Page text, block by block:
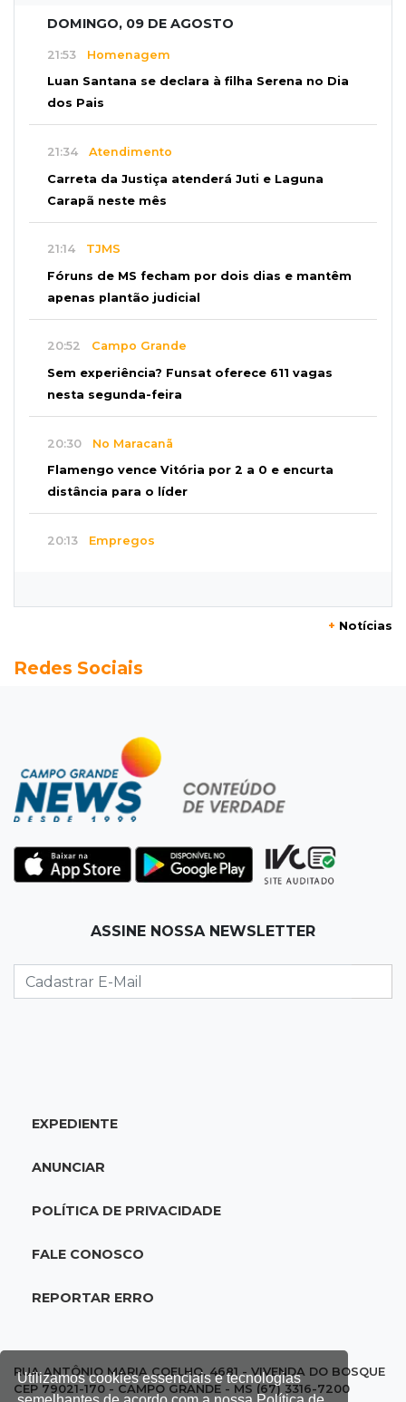
Utilizamos cookies essenciais e tecnologias
DOMINGO, 09 DE AGOSTO
21:53 Homenagem
Luan Santana se declara à filha Serena no Dia
dos Pais
21:34 Atendimento
Carreta da Justiça atenderá Juti e Laguna
Carapã neste mês
21:14 TJMS
Fóruns de MS fecham por dois dias e mantêm
apenas plantão judicial
20:52 Campo Grande
Sem experiência? Funsat oferece 611 vagas
nesta segunda-feira
20:30 No Maracanã
Flamengo vence Vitória por 2 a 0 e encurta
distância para o líder
20:13 Empregos
Vigia é amarrado durante roubo de carro e
Bragança Paulista
Corinthians vence Bragantino por 2 a 0 e sobe
para 7º no Brasileirão
Athletico vence Santos por 2 a 0 e mantém 3º
lugar no Brasileirão
Oportunidades
com salários de até R$ 10,2 mil
18:15Nubank Parque
rodada do Brasileirão
Justiça homologa acordo para castração de
empatam pelo Brasileirão
+ Notícias
Redes Sociais
ASSINE NOSSA NEWSLETTER
EXPEDIENTE
ANUNCIAR
POLÍTICA DE PRIVACIDADE
FALE CONOSCO
REPORTAR ERRO
RUA ANTÔNIO MARIA COELHO, 4681 - VIVENDA DO BOSQUE
CEP 79021-170 - CAMPO GRANDE - MS (67) 3316-7200